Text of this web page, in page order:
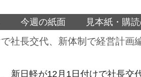
今週の紙面 見本紙・購
社長交代、新体制で経営計画
新日軽が12月1日付けで社長交